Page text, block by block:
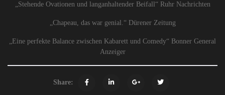
„Stehende Ovationen und langanhaltender Beifall“ Ruhr Nachrichten
„Chapeau, das war genial.“ Dürener Zeitung
„Eine perfekte Balance zwischen Kabarett und Comedy“ Bonner General
Anzeiger
Share: